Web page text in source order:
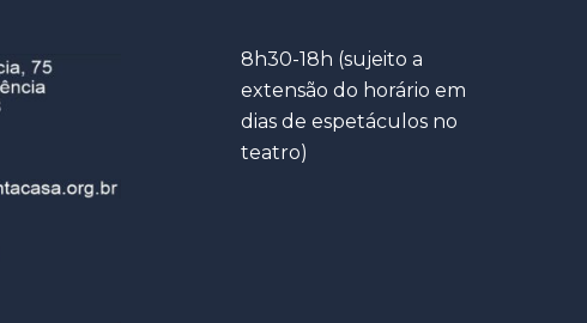
8h30-18h (sujeito a
extensão do horário em
dias de espetáculos no
teatro)